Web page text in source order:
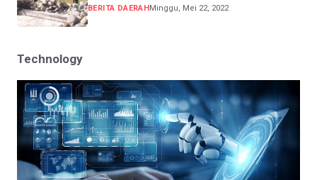
BERITA DAERAHMinggu, Mei 22, 2022
Technology